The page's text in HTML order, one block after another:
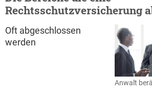
Rechtsschutzversicherung
Anwalt
Oft abgeschlossen
werden